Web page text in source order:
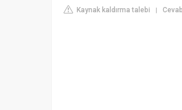
Kaynak kaldırma talebi |